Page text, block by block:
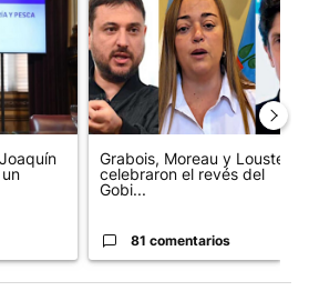
Grabois, Moreau y Lousteau
celebraron el revés del
Gobi...
81 comentarios